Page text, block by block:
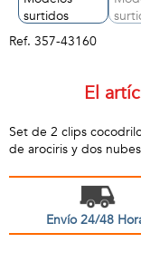
Ref. 357-43160
El
Set de 2 clips
de arociris y dos
Envío 24/48